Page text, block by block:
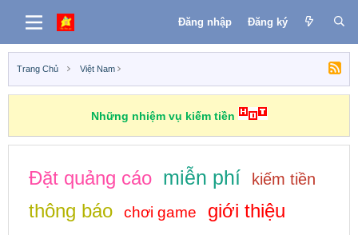
Đăng nhập Đăng ký
Trang Chủ Việt Nam
Những nhiệm vụ kiếm tiền
Đặt quảng cáo miễn phí kiếm tiền
thông báo chơi game giới thiệu